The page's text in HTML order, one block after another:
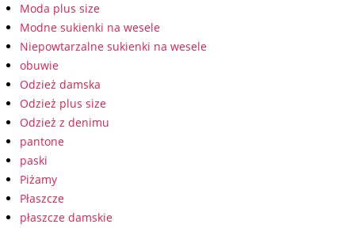
Moda plus size
Modne sukienki na wesele
Niepowtarzalne sukienki na wesele
obuwie
Odzież damska
Odzież plus size
Odzież z denimu
pantone
paski
Piżamy
Płaszcze
płaszcze damskie